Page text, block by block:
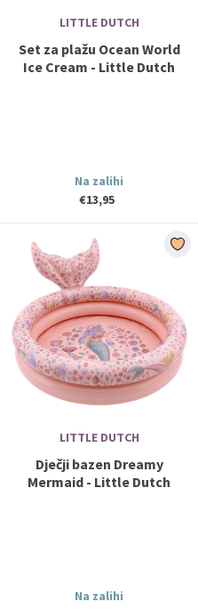
LITTLE DUTCH
Set za plažu Ocean World
Ice Cream - Little Dutch
Na zalihi
€13,95
LITTLE DUTCH
Dječji bazen Dreamy
Mermaid - Little Dutch
Na zalihi